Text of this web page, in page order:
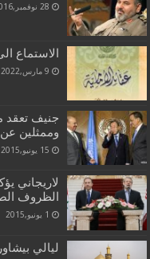
28 نوفمبر,2016
الاستماع
9 مارس,2022
جنيف تعقد
وممثلين عن
15 يونيو,2015
لاريجاني
الظروف
1 يونيو,2015
ليالي بيشاور – 26حوارات في العقيدة